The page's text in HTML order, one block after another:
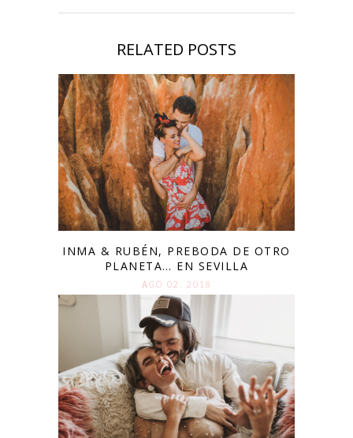
RELATED POSTS
INMA & RUBÉN, PREBODA DE OTRO
PLANETA… EN SEVILLA
AGO 02. 2018